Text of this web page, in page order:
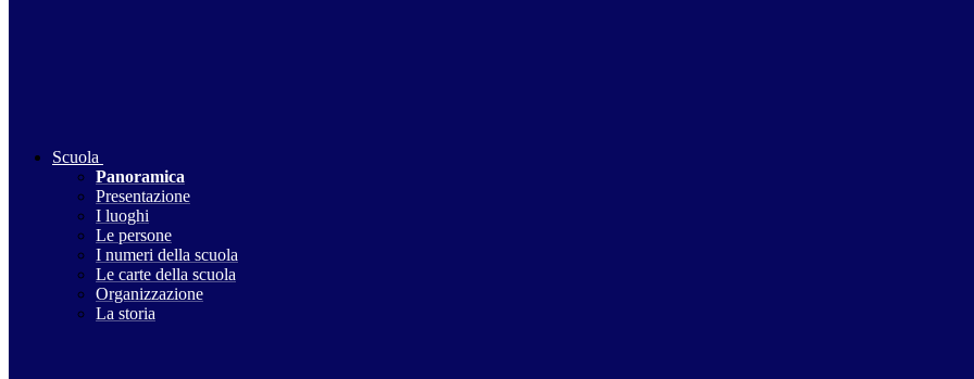
Scuola
Panoramica
Presentazione
I luoghi
Le persone
I numeri della scuola
Le carte della scuola
Organizzazione
La storia